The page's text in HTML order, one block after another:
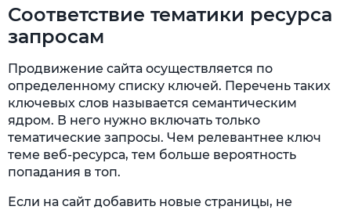
Соответствие тематики ресурса
запросам
Продвижение сайта осуществляется по
определенному списку ключей. Перечень таких
ключевых слов называется семантическим
ядром. В него нужно включать только
тематические запросы. Чем релевантнее ключ
теме веб-ресурса, тем больше вероятность
попадания в топ.
Если на сайт добавить новые страницы, не